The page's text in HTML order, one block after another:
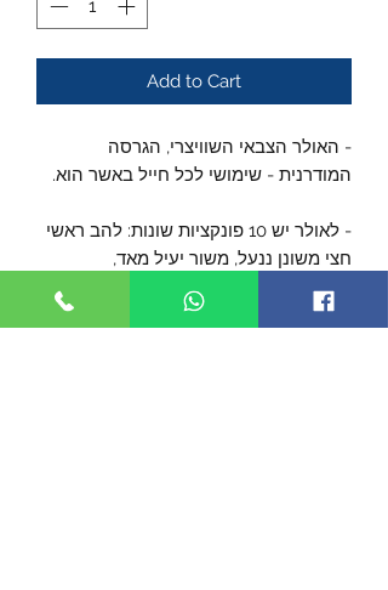
Add to Cart
- האולר הצבאי השוויצרי, הגרסה
המודרנית - שימושי לכל חייל באשר הוא.
- לאולר יש 10 פונקציות שונות: להב ראשי
חצי משונן ננעל, משור יעיל מאד,
פותחן בקבוקים, פותחן שימורים, שני
סוגי מברגים, מרצע ועוד.